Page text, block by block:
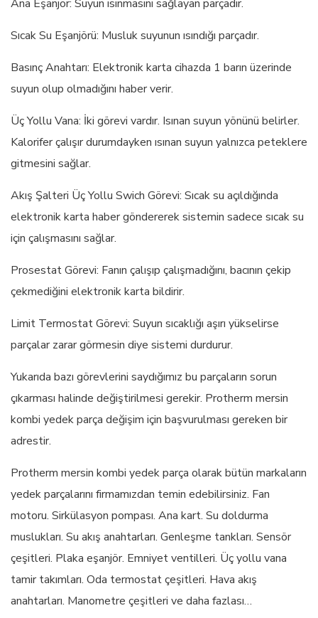
Ana Eşanjör: Suyun ısınmasını sağlayan parçadır.
Sıcak Su Eşanjörü: Musluk suyunun ısındığı parçadır.
Basınç Anahtarı: Elektronik karta cihazda 1 barın üzerinde
suyun olup olmadığını haber verir.
Üç Yollu Vana: İki görevi vardır. Isınan suyun yönünü belirler.
Kalorifer çalışır durumdayken ısınan suyun yalnızca peteklere
gitmesini sağlar.
Akış Şalteri Üç Yollu Swich Görevi: Sıcak su açıldığında
elektronik karta haber göndererek sistemin sadece sıcak su
için çalışmasını sağlar.
Prosestat Görevi: Fanın çalışıp çalışmadığını, bacının çekip
çekmediğini elektronik karta bildirir.
Limit Termostat Görevi: Suyun sıcaklığı aşırı yükselirse
parçalar zarar görmesin diye sistemi durdurur.
Yukarıda bazı görevlerini saydığımız bu parçaların sorun
çıkarması halinde değiştirilmesi gerekir. Protherm mersin
kombi yedek parça değişim için başvurulması gereken bir
adrestir.
Protherm mersin kombi yedek parça olarak bütün markaların
yedek parçalarını firmamızdan temin edebilirsiniz. Fan
motoru. Sirkülasyon pompası. Ana kart. Su doldurma
muslukları. Su akış anahtarları. Genleşme tankları. Sensör
çeşitleri. Plaka eşanjör. Emniyet ventilleri. Üç yollu vana
tamir takımları. Oda termostat çeşitleri. Hava akış
anahtarları. Manometre çeşitleri ve daha fazlası…